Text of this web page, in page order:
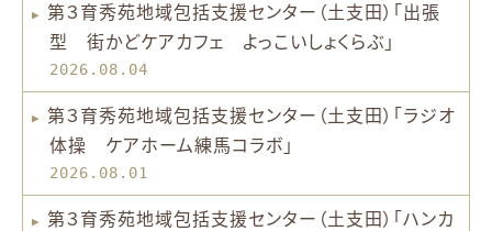
第３育秀苑地域包括支援センター（土支田）「出張
型 街かどケアカフェ よっこいしょくらぶ」
2026.08.04
第３育秀苑地域包括支援センター（土支田）「ラジオ
体操 ケアホーム練馬コラボ」
2026.08.01
第３育秀苑地域包括支援センター（土支田）「ハンカ